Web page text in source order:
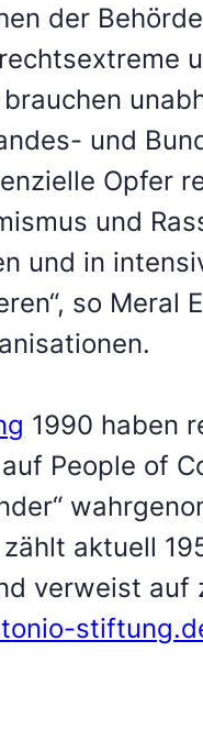
der
und
Opfer
und
und in
so Meral
1990 haben
People of
aktuell
verweist auf